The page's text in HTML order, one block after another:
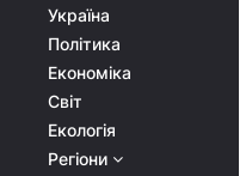
Україна
Політика
Економіка
Світ
Екологія
Регіони